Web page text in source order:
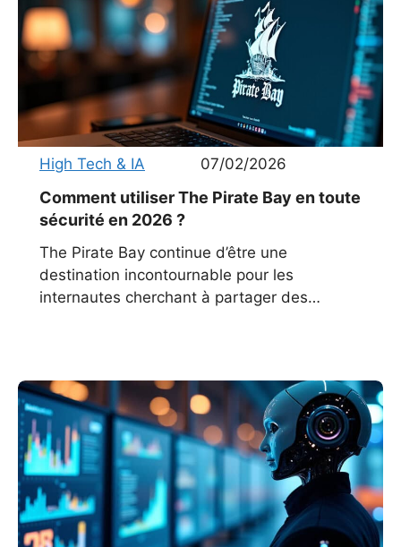
High Tech & IA 07/02/2026
Comment utiliser The Pirate Bay en toute
sécurité en 2026 ?
The Pirate Bay continue d’être une
destination incontournable pour les
internautes cherchant à partager des